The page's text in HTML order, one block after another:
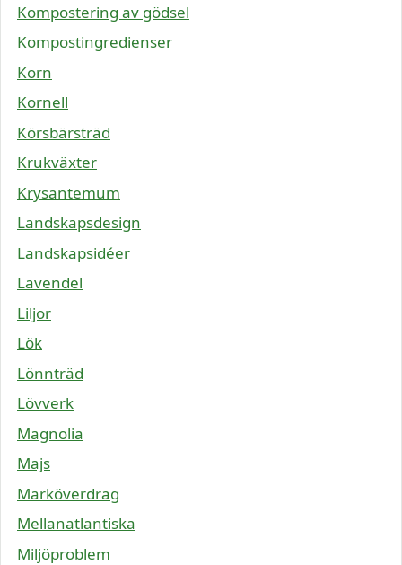
Kompostering av gödsel
Kompostingredienser
Korn
Kornell
Körsbärsträd
Krukväxter
Krysantemum
Landskapsdesign
Landskapsidéer
Lavendel
Liljor
Lök
Lönnträd
Lövverk
Magnolia
Majs
Marköverdrag
Mellanatlantiska
Miljöproblem